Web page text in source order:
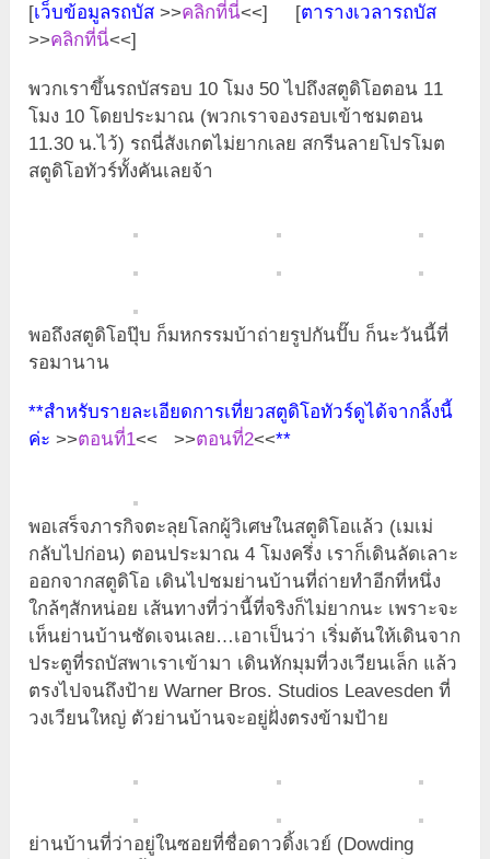
[เว็บข้อมูลรถบัส >>คลิกที่นี่<<] [ตารางเวลารถบัส
>>คลิกที่นี่<<]
พวกเราขึ้นรถบัสรอบ 10 โมง 50 ไปถึงสตูดิโอตอน 11
โมง 10 โดยประมาณ (พวกเราจองรอบเข้าชมตอน
11.30 น.ไว้) รถนี่สังเกตไม่ยากเลย สกรีนลายโปรโมต
สตูดิโอทัวร์ทั้งคันเลยจ้า
พอถึงสตูดิโอปุ๊บ ก็มหกรรมบ้าถ่ายรูปกันปั๊บ ก็นะวันนี้ที่
รอมานาน
**สำหรับรายละเอียดการเที่ยวสตูดิโอทัวร์ดูได้จากลิ้งนี้
ค่ะ >>ตอนที่1<< >>ตอนที่2<<**
พอเสร็จภารกิจตะลุยโลกผู้วิเศษในสตูดิโอแล้ว (เมเม่
กลับไปก่อน) ตอนประมาณ 4 โมงครึ่ง เราก็เดินลัดเลาะ
ออกจากสตูดิโอ เดินไปชมย่านบ้านที่ถ่ายทำอีกที่หนึ่ง
ใกล้ๆสักหน่อย เส้นทางที่ว่านี้ที่จริงก็ไม่ยากนะ เพราะจะ
เห็นย่านบ้านชัดเจนเลย…เอาเป็นว่า เริ่มต้นให้เดินจาก
ประตูที่รถบัสพาเราเข้ามา เดินหักมุมที่วงเวียนเล็ก แล้ว
ตรงไปจนถึงป้าย Warner Bros. Studios Leavesden ที่
วงเวียนใหญ่ ตัวย่านบ้านจะอยู่ฝั่งตรงข้ามป้าย
ย่านบ้านที่ว่าอยู่ในซอยที่ชื่อดาวดิ้งเวย์ (Dowding